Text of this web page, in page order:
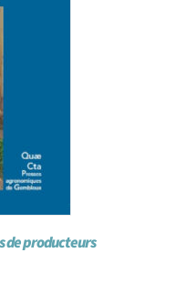
de producteurs